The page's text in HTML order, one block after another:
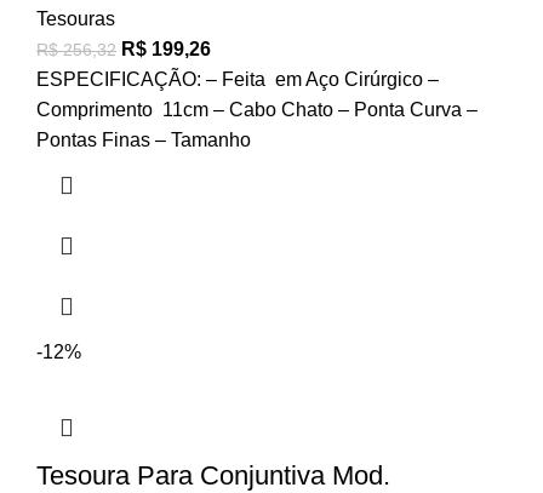
Tesouras
R$256,32 R$ 199,26
ESPECIFICAÇÃO: – Feita em Aço Cirúrgico –
Comprimento 11cm – Cabo Chato – Ponta Curva –
Pontas Finas – Tamanho
-12%
Tesoura Para Conjuntiva Mod.